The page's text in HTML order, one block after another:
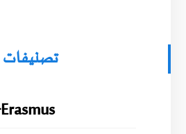
تصنيفات
Erasmus+